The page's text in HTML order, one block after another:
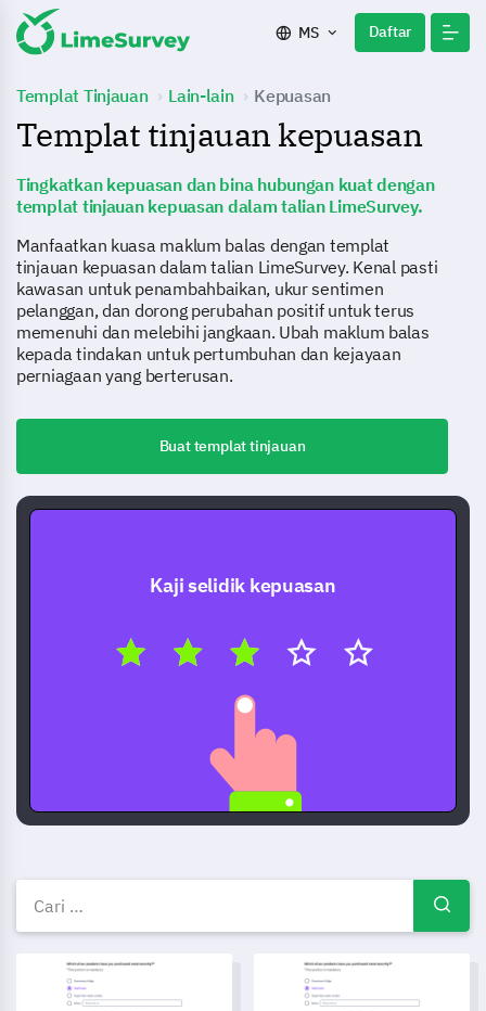
MS Daftar
Templat Tinjauan Lain-lain Kepuasan
Templat tinjauan kepuasan
Tingkatkan kepuasan dan bina hubungan kuat dengan
templat tinjauan kepuasan dalam talian LimeSurvey.
Manfaatkan kuasa maklum balas dengan templat
tinjauan kepuasan dalam talian LimeSurvey. Kenal pasti
kawasan untuk penambahbaikan, ukur sentimen
pelanggan, dan dorong perubahan positif untuk terus
memenuhi dan melebihi jangkaan. Ubah maklum balas
kepada tindakan untuk pertumbuhan dan kejayaan
perniagaan yang berterusan.
Buat templat tinjauan
Kaji selidik kepuasan
Kepuasan templat, contoh &
Templat Kajian Kebahagiaan Templat tinjauan kepuasan